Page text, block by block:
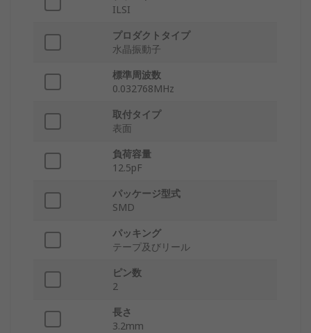
ILSI
プロダクトタイプ
水晶振動子
標準周波数
0.032768MHz
取付タイプ
表面
負荷容量
12.5pF
パッケージ型式
SMD
パッキング
テープ及びリール
ピン数
2
長さ
3.2mm